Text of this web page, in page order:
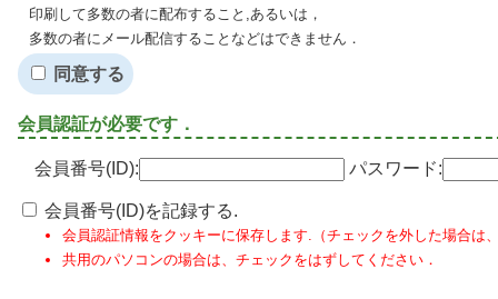
印刷して多数の者に配布すること,あるいは，
多数の者にメール配信することなどはできません．
同意する
会員認証が必要です．
会員番号(ID): パスワード:
会員番号(ID)を記録する.
会員認証情報をクッキーに保存します.（チェックを外した場合は
共用のパソコンの場合は、チェックをはずしてください．